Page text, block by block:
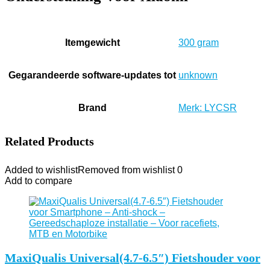
Itemgewicht ‎300 gram
Gegarandeerde software-updates tot ‎unknown
Brand Merk: LYCSR
Related Products
Added to wishlistRemoved from wishlist 0
Add to compare
MaxiQualis Universal(4.7-6.5″) Fietshouder voor